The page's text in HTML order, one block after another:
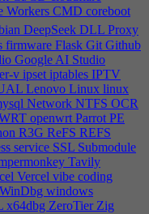
Workers CMD coreboot
DeepSeek DLL Proxy
firmware Flask Git Github
Google AI Studio
v ipset iptables IPTV
Lenovo Linux linux
Network NTFS OCR
openwrt Parrot PE
R3G ReFS REFS
service SSL Submodule
Tavily
Vercel vibe coding
WinDbg windows
x64dbg ZeroTier Zig